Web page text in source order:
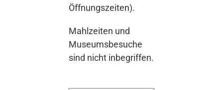
Öffnungszeiten).
Mahlzeiten und
Museumsbesuche
sind nicht inbegriffen.